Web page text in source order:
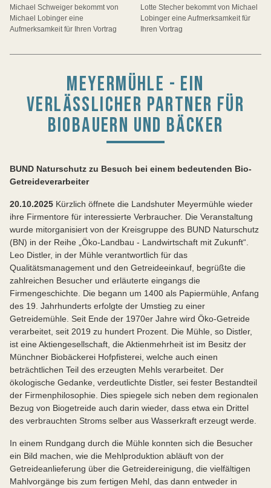
Michael Schweiger bekommt von
Michael Lobinger eine
Aufmerksamkeit für Ihren Vortrag
Lotte Stecher bekommt von Michael
Lobinger eine Aufmerksamkeit für
Ihren Vortrag
MEYERMÜHLE - EIN
VERLÄSSLICHER PARTNER FÜR
BIOBAUERN UND BÄCKER
BUND Naturschutz zu Besuch bei einem bedeutenden Bio-
Getreideverarbeiter
20.10.2025 Kürzlich öffnete die Landshuter Meyermühle wieder
ihre Firmentore für interessierte Verbraucher. Die Veranstaltung
wurde mitorganisiert von der Kreisgruppe des BUND Naturschutz
(BN) in der Reihe „Öko-Landbau - Landwirtschaft mit Zukunft“.
Leo Distler, in der Mühle verantwortlich für das
Qualitätsmanagement und den Getreideeinkauf, begrüßte die
zahlreichen Besucher und erläuterte eingangs die
Firmengeschichte. Die begann um 1400 als Papiermühle, Anfang
des 19. Jahrhunderts erfolgte der Umstieg zu einer
Getreidemühle. Seit Ende der 1970er Jahre wird Öko-Getreide
verarbeitet, seit 2019 zu hundert Prozent. Die Mühle, so Distler,
ist eine Aktiengesellschaft, die Aktienmehrheit ist im Besitz der
Münchner Biobäckerei Hofpfisterei, welche auch einen
beträchtlichen Teil des erzeugten Mehls verarbeitet. Der
ökologische Gedanke, verdeutlichte Distler, sei fester Bestandteil
der Firmenphilosophie. Dies spiegele sich neben dem regionalen
Bezug von Biogetreide auch darin wieder, dass etwa ein Drittel
des verbrauchten Stroms selber aus Wasserkraft erzeugt werde.
In einem Rundgang durch die Mühle konnten sich die Besucher
ein Bild machen, wie die Mehlproduktion abläuft von der
Getreideanlieferung über die Getreidereinigung, die vielfältigen
Mahlvorgänge bis zum fertigen Mehl, das dann entweder in